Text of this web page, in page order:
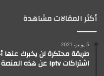
أكثر المقالات مشاهدة
5 يونيو، 2021
طريقة محتكرة لن يخبرك عنها
اشتراكات iptv عن هذه المنصة العربية الرائعة